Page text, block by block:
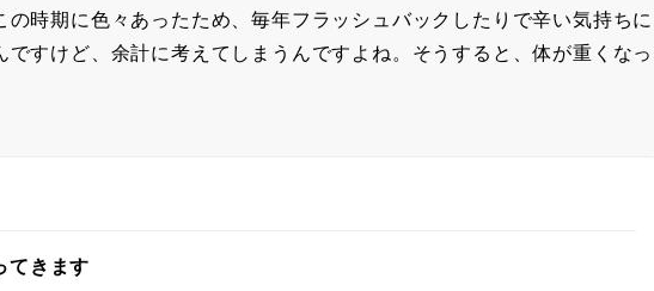
時期に色々あったため、毎年フラッシュバックしたりで辛い気持ちに
すけど、余計に考えてしまうんですよね。そうすると、体が重くなっ
てきます